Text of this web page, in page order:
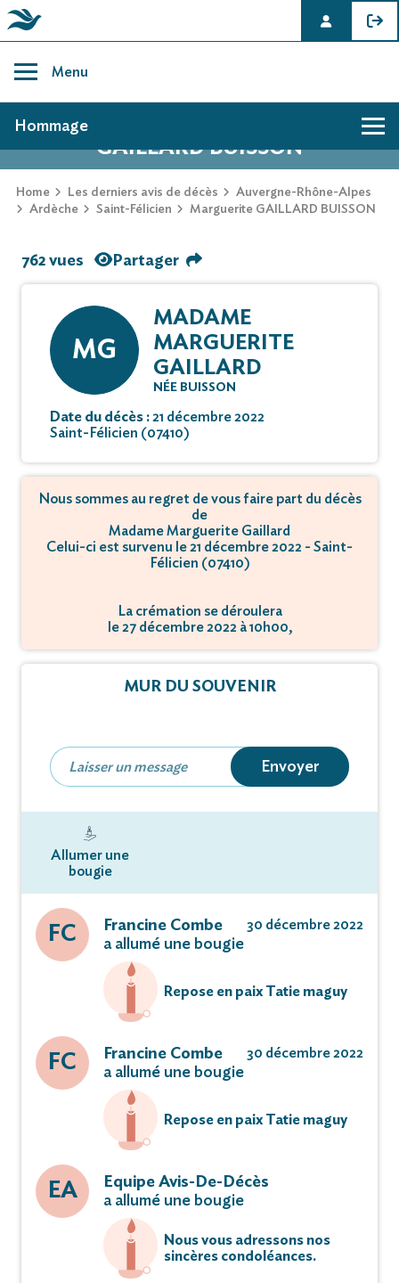
content
Menu
AVIS DE DÉCÈS DE MARGUERITE
GAILLARD BUISSON
Home Les derniers avis de décès
Auvergne-Rhône-Alpes
Ardèche
Saint-Félicien Marguerite GAILLARD BUISSON
Hommage
762 vues Partager
MG
MADAME
MARGUERITE
GAILLARD
NÉE BUISSON
Date du décès :21 décembre 2022
Saint-Félicien (07410)
Nous sommes au regret de vous faire part du décès
de
Madame Marguerite Gaillard
Celui-ci est survenu le 21 décembre 2022 - Saint-
Félicien (07410)
La crémation se déroulera
le 27 décembre 2022 à 10h00,
MUR DU SOUVENIR
Envoyer
Allumer une
bougie
FC
Francine Combe
a allumé une bougie
30 décembre 2022
Repose en paix Tatie maguy
FC
Francine Combe
a allumé une bougie
30 décembre 2022
Repose en paix Tatie maguy
EA
Equipe Avis-De-Décès
a allumé une bougie
Nous vous adressons nos
sincères condoléances.